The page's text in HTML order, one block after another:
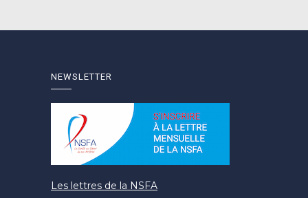
NEWSLETTER
Les lettres de la NSFA